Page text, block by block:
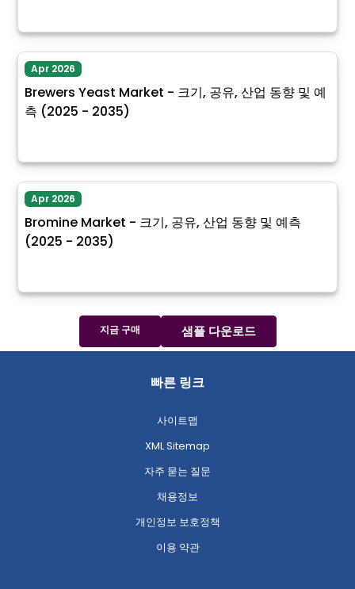
Apr 2026
Brewers Yeast Market - 크기, 공유, 산업 동향 및 예
측 (2025 - 2035)
Apr 2026
Bromine Market - 크기, 공유, 산업 동향 및 예측
(2025 - 2035)
지금 구매 샘플 다운로드
빠른 링크
사이트맵
XML Sitemap
자주 묻는 질문
채용정보
개인정보 보호정책
이용 약관